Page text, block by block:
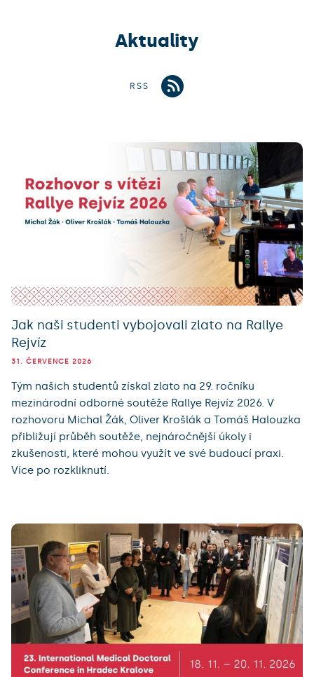
Aktuality
RSS
Jak naši studenti vybojovali zlato na Rallye
Rejvíz
31. ČERVENCE 2026
Tým našich studentů získal zlato na 29. ročníku
mezinárodní odborné soutěže Rallye Rejvíz 2026. V
rozhovoru Michal Žák, Oliver Krošlák a Tomáš Halouzka
přibližují průběh soutěže, nejnáročnější úkoly i
zkušenosti, které mohou využít ve své budoucí praxi.
Více po rozkliknutí.